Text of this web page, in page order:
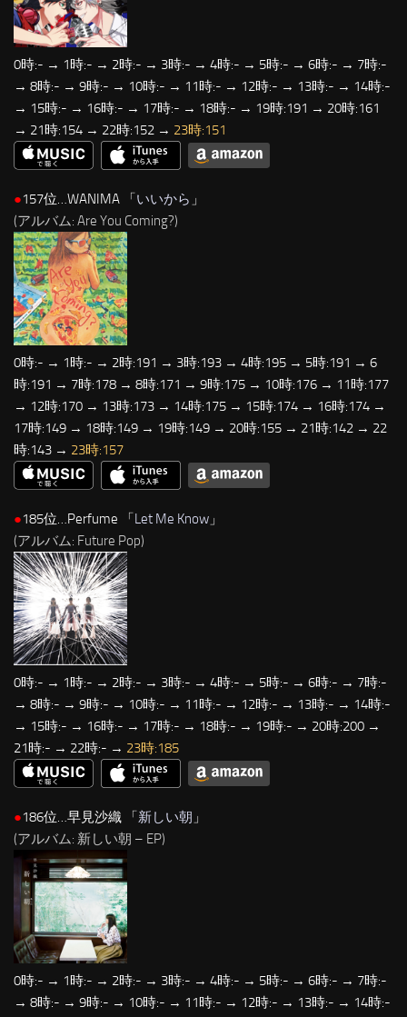
0時:- → 1時:- → 2時:- → 3時:- → 4時:- → 5時:- → 6時:- → 7時:-
→ 8時:- → 9時:- → 10時:- → 11時:- → 12時:- → 13時:- → 14時:-
→ 15時:- → 16時:- → 17時:- → 18時:- → 19時:191 → 20時:161
→ 21時:154 → 22時:152 → 23時:151
●157位…WANIMA 「いいから 」
(アルバム: Are You Coming?)
0時:- → 1時:- → 2時:191 → 3時:193 → 4時:195 → 5時:191 → 6
時:191 → 7時:178 → 8時:171 → 9時:175 → 10時:176 → 11時:177
→ 12時:170 → 13時:173 → 14時:175 → 15時:174 → 16時:174 →
17時:149 → 18時:149 → 19時:149 → 20時:155 → 21時:142 → 22
時:143 → 23時:157
●185位…Perfume 「Let Me Know 」
(アルバム: Future Pop)
0時:- → 1時:- → 2時:- → 3時:- → 4時:- → 5時:- → 6時:- → 7時:-
→ 8時:- → 9時:- → 10時:- → 11時:- → 12時:- → 13時:- → 14時:-
→ 15時:- → 16時:- → 17時:- → 18時:- → 19時:- → 20時:200 →
21時:- → 22時:- → 23時:185
●186位…早見沙織 「新しい朝 」
(アルバム: 新しい朝 – EP)
0時:- → 1時:- → 2時:- → 3時:- → 4時:- → 5時:- → 6時:- → 7時:-
→ 8時:- → 9時:- → 10時:- → 11時:- → 12時:- → 13時:- → 14時:-